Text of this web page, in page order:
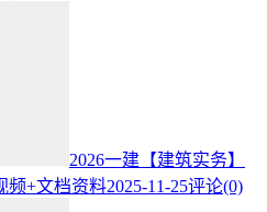
2026一建【建筑实务】
频+文档资料2025-11-25评论(0)